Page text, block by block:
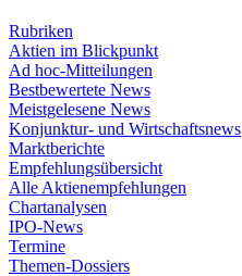
Rubriken
Aktien im Blickpunkt
Ad hoc-Mitteilungen
Bestbewertete News
Meistgelesene News
Konjunktur- und Wirtschaftsnews
Marktberichte
Empfehlungsübersicht
Alle Aktienempfehlungen
Chartanalysen
IPO-News
Termine
Themen-Dossiers